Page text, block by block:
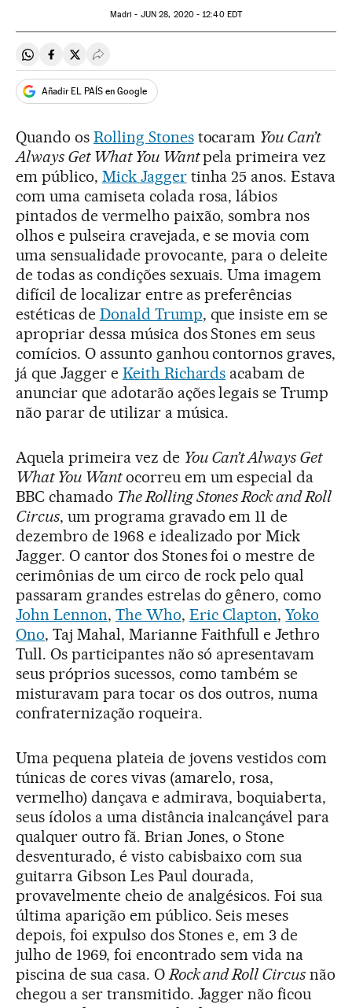
Madri - JUN 28, 2020 - 12:40EDT
Compartir en Whatsapp
Compartir en Facebook
Compartir en Twitter
Desplegar Redes Sociales
Añadir EL PAÍS en Google
Quando os Rolling Stonestocaram You Can’t
Always Get What You Wantpela primeira vez
em público, Mick Jaggertinha 25 anos. Estava
com uma camiseta colada rosa, lábios
pintados de vermelho paixão, sombra nos
olhos e pulseira cravejada, e se movia com
uma sensualidade provocante, para o deleite
de todas as condições sexuais. Uma imagem
difícil de localizar entre as preferências
estéticas de Donald Trump, que insiste em se
apropriar dessa música dos Stones em seus
comícios. O assunto ganhou contornos graves,
já que Jagger e Keith Richards acabam de
anunciar que adotarão ações legais se Trump
não parar de utilizar a música.
Aquela primeira vez de You Can’t Always Get
What You Wantocorreu em um especial da
BBC chamado The Rolling Stones Rock and Roll
Circus, um programa gravado em 11 de
dezembro de 1968 e idealizado por Mick
Jagger. O cantor dos Stones foi o mestre de
cerimônias de um circo de rock pelo qual
passaram grandes estrelas do gênero, como
John Lennon, The Who, Eric Clapton,Yoko
Ono, Taj Mahal, Marianne Faithfull e Jethro
Tull. Os participantes não só apresentavam
seus próprios sucessos, como também se
misturavam para tocar os dos outros, numa
confraternização roqueira.
Uma pequena plateia de jovens vestidos com
túnicas de cores vivas (amarelo, rosa,
vermelho) dançava e admirava, boquiaberta,
seus ídolos a uma distância inalcançável para
qualquer outro fã. Brian Jones, o Stone
desventurado, é visto cabisbaixo com sua
guitarra Gibson Les Paul dourada,
provavelmente cheio de analgésicos. Foi sua
última aparição em público. Seis meses
depois, foi expulso dos Stones e, em 3 de
julho de 1969, foi encontrado sem vida na
piscina de sua casa. ORock and Roll Circus não
chegou a ser transmitido. Jagger não ficou